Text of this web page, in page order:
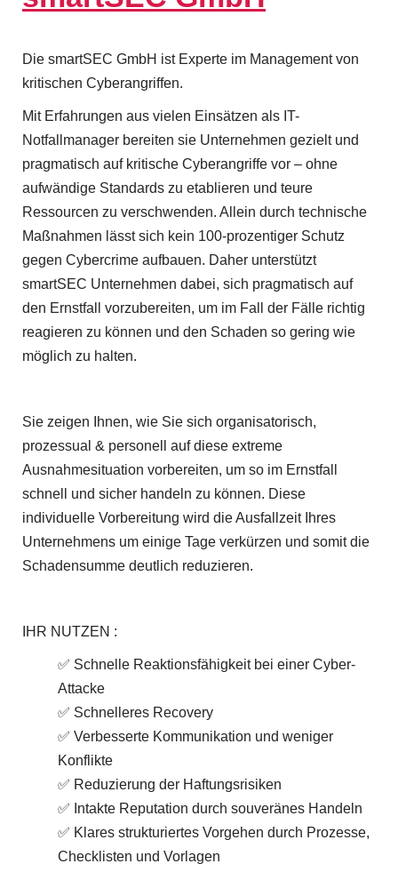
t
B
u
s
i
n
e
s
s
U
s
e
F
o
r
u
m
Die smartSEC GmbH ist Experte im Management von
kritischen Cyberangriffen.
Mit Erfahrungen aus vielen Einsätzen als IT-
Notfallmanager bereiten sie Unternehmen gezielt und
pragmatisch auf kritische Cyberangriffe vor – ohne
aufwändige Standards zu etablieren und teure
Ressourcen zu verschwenden. Allein durch technische
Maßnahmen lässt sich kein 100-prozentiger Schutz
gegen Cybercrime aufbauen. Daher unterstützt
smartSEC Unternehmen dabei, sich pragmatisch auf
den Ernstfall vorzubereiten, um im Fall der Fälle richtig
reagieren zu können und den Schaden so gering wie
möglich zu halten.
Sie zeigen Ihnen, wie Sie sich organisatorisch,
prozessual & personell auf diese extreme
Ausnahmesituation vorbereiten, um so im Ernstfall
schnell und sicher handeln zu können. Diese
individuelle Vorbereitung wird die Ausfallzeit Ihres
Unternehmens um einige Tage verkürzen und somit die
Schadensumme deutlich reduzieren.
IHR NUTZEN :
✅ Schnelle Reaktionsfähigkeit bei einer Cyber-
Attacke
✅ Schnelleres Recovery
✅ Verbesserte Kommunikation und weniger
Konflikte
✅ Reduzierung der Haftungsrisiken
✅ Intakte Reputation durch souveränes Handeln
✅ Klares strukturiertes Vorgehen durch Prozesse,
Checklisten und Vorlagen